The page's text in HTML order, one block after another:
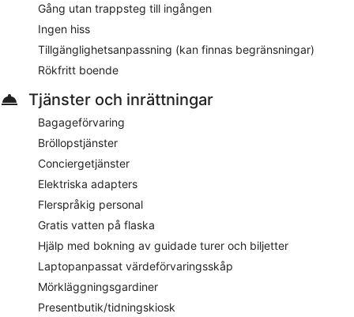
Gång utan trappsteg till ingången
Ingen hiss
Tillgänglighetsanpassning (kan finnas begränsningar)
Rökfritt boende
Tjänster och inrättningar
Bagageförvaring
Bröllopstjänster
Conciergetjänster
Elektriska adapters
Flerspråkig personal
Gratis vatten på flaska
Hjälp med bokning av guidade turer och biljetter
Laptopanpassat värdeförvaringsskåp
Mörkläggningsgardiner
Presentbutik/tidningskiosk